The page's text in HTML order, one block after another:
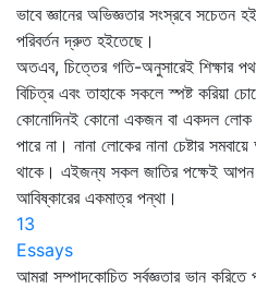
ভাবে জ্ঞানের অভিজ্ঞতার সংস্রবে সচেতন
পরিবর্তন দ্রুত হইতেছে।
অতএব, চিত্তের গতি-অনুসারেই শিক্ষার
বিচিত্র এবং তাহাকে সকলে স্পষ্ট করিয়া
কোনোদিনই কোনো একজন বা একদল লোক এই
পারে না। নানা লোকের নানা চেষ্টার
থাকে। এইজন্য সকল জাতির পক্ষেই আপন
আবিষ্কারের একমাত্র পন্থা।
13
Essays
আমরা সম্পাদকোচিত সর্বজ্ঞতার ভান